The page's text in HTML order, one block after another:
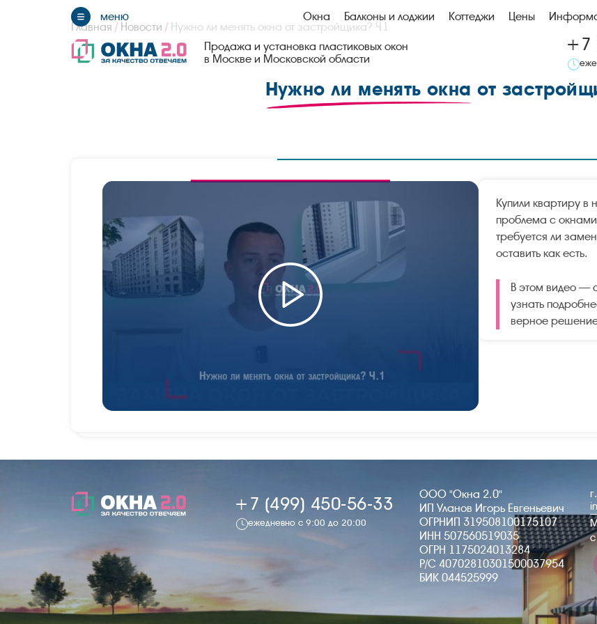
Окна Балконы и лоджии Коттеджи Цены
Продажа и установка пластиковых окон
в Москве и Московской области
+7
Главная / Новости / Нужно ли менять окна от застройщика? Ч.1
Нужно ли менять окна от
Купили квартиру в
проблема с
требуется ли
оставить как есть.
В этом видео —
узнать
верное
+7 (499) 450-56-33
ежедневно с 9:00 до 20:00
ООО "Окна 2.0"
ИП Уланов Игорь Евгеньевич
ОГРНИП 319508100175107
ИНН 507560519035
ОГРН 1175024013284
Р/С 40702810301500037954
БИК 044525999